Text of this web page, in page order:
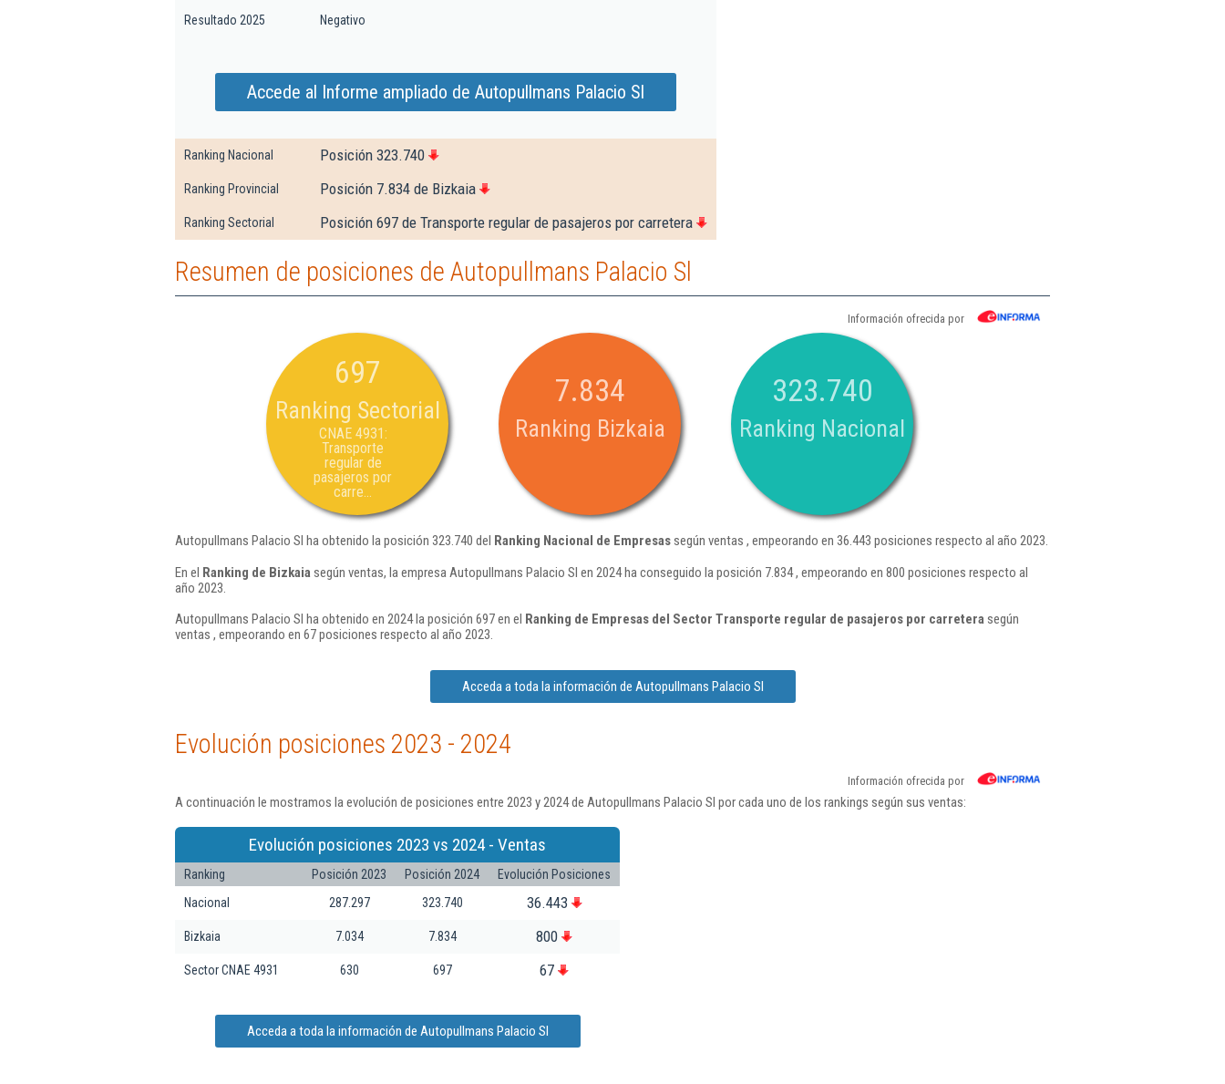
Resultado 2025 Negativo
Accede al Informe ampliado de Autopullmans Palacio Sl
Ranking Nacional Posición 323.740
Ranking Provincial Posición 7.834 de Bizkaia
Ranking Sectorial Posición 697 de Transporte regular de pasajeros por carretera
Resumen de posiciones de Autopullmans Palacio Sl
Información ofrecida por
697
Ranking Sectorial
CNAE 4931:
Transporte
regular de
pasajeros por
carre...
7.834
Ranking Bizkaia
323.740
Ranking Nacional
Autopullmans Palacio Sl ha obtenido la posición 323.740 del Ranking Nacional de Empresassegún ventas , empeorando en 36.443 posiciones respecto al año 2023.
En el Ranking de Bizkaia según ventas, la empresa Autopullmans Palacio Sl en 2024 ha conseguido la posición 7.834 , empeorando en 800 posiciones respecto al
año 2023.
Autopullmans Palacio Sl ha obtenido en 2024 la posición 697 en el Ranking de Empresas del Sector Transporte regular de pasajeros por carreterasegún
ventas , empeorando en 67 posiciones respecto al año 2023.
Acceda a toda la información de Autopullmans Palacio Sl
Evolución posiciones 2023 - 2024
Información ofrecida por
A continuación le mostramos la evolución de posiciones entre 2023 y 2024 de Autopullmans Palacio Sl por cada uno de los rankings según sus ventas:
Evolución posiciones 2023 vs 2024 - Ventas
Ranking Posición 2023 Posición 2024
Evolución Posiciones
Nacional
287.297 323.740 36.443
Bizkaia 7.034 7.834 800
Sector CNAE 4931 630 697 67
Acceda a toda la información de Autopullmans Palacio Sl